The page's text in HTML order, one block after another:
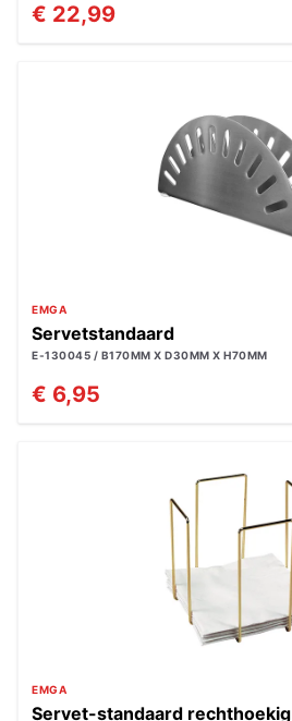
€ 22,99
EMGA
Servetstandaard
E-130045 / B170MM X D30MM X H70MM
€ 6,95
EMGA
Servet-standaard rechthoekig